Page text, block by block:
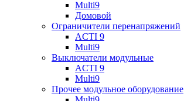
Multi9
Домовой
Ограничители перенапряжений
ACTI 9
Multi9
Выключатели модульные
ACTI 9
Multi9
Прочее модульное оборудование